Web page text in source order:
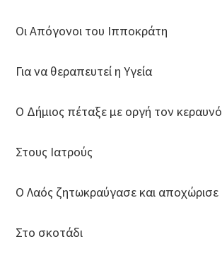
Οι Απόγονοι του Ιπποκράτη
Για να θεραπευτεί η Υγεία
Ο Δήμιος πέταξε με οργή τον κεραυνό
Στους Ιατρούς
Ο Λαός ζητωκραύγασε και αποχώρισε
Στο σκοτάδι